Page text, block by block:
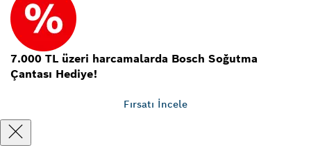
7.000 TL üzeri harcamalarda Bosch Soğutma
Çantası Hediye!
Fırsatı İncele